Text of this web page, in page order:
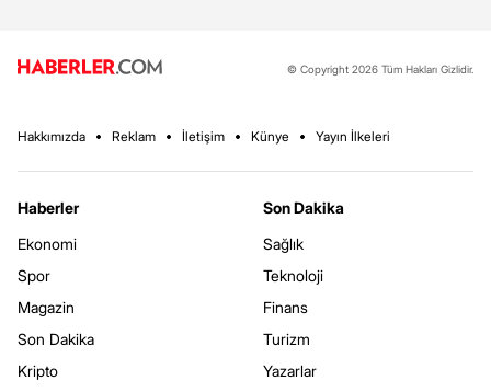
© Copyright 2026 Tüm Hakları Gizlidir.
Hakkımızda Reklam İletişim Künye Yayın İlkeleri
Haberler
Ekonomi
Spor
Magazin
Son Dakika
Kripto
Son Dakika
Sağlık
Teknoloji
Finans
Turizm
Yazarlar